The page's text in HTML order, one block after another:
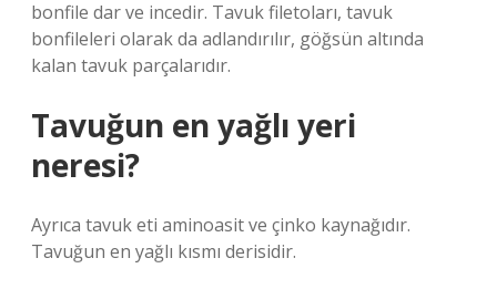
bonfile dar ve incedir. Tavuk filetoları, tavuk
bonfileleri olarak da adlandırılır, göğsün altında
kalan tavuk parçalarıdır.
Tavuğun en yağlı yeri
neresi?
Ayrıca tavuk eti aminoasit ve çinko kaynağıdır.
Tavuğun en yağlı kısmı derisidir.